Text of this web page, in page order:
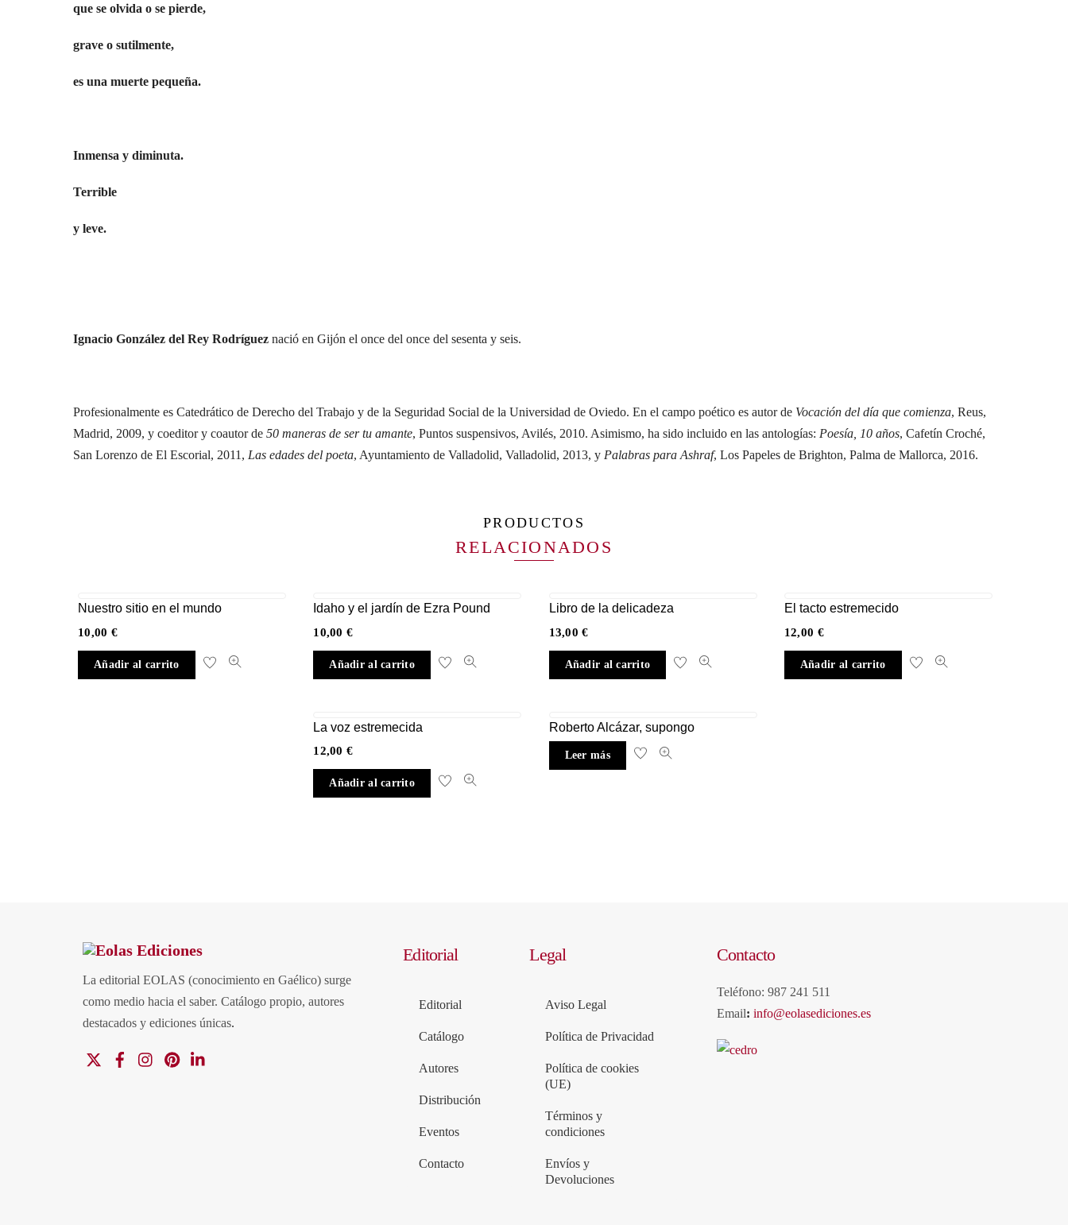
que se olvida o se pierde,
grave o sutilmente,
es una muerte pequeña.
Inmensa y diminuta.
Terrible
y leve.
Ignacio González del Rey Rodríguez nació en Gijón el once del once del sesenta y seis.
Profesionalmente es Catedrático de Derecho del Trabajo y de la Seguridad Social de la Universidad de Oviedo. En el campo poético es autor de Vocación del día que comienza, Reus,
Madrid, 2009, y coeditor y coautor de 50 maneras de ser tu amante, Puntos suspensivos, Avilés, 2010. Asimismo, ha sido incluido en las antologías: Poesía, 10 años, Cafetín Croché,
San Lorenzo de El Escorial, 2011, Las edades del poeta, Ayuntamiento de Valladolid, Valladolid, 2013, y Palabras para Ashraf, Los Papeles de Brighton, Palma de Mallorca, 2016.
PRODUCTOS
RELACIONADOS
Nuestro sitio en el mundo
10,00 €
Añadir al carrito
Idaho y el jardín de Ezra Pound
10,00€
Añadir al carrito
Libro de la delicadeza
13,00€
Añadir al carrito
El tacto estremecido
12,00 €
Añadir al carrito
La voz estremecida
12,00€
Añadir al carrito
Roberto Alcázar, supongo
Leer más
La editorial EOLAS (conocimiento en Gaélico) surge
como medio hacia el saber. Catálogo propio, autores
destacados y ediciones únicas.
FacebookInstagramPinterest
Editorial
Editorial
Catálogo
Autores
Distribución
Eventos
Contacto
Legal
Aviso Legal
Política de Privacidad
Política de cookies
(UE)
Términos y
condiciones
Envíos y
Devoluciones
Contacto
Teléfono: 987 241 511
Email: info@eolasediciones.es